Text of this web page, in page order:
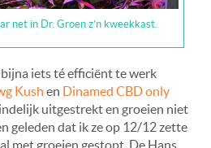
net in Dr. Groen z’n kweekkast.
iets té efficiënt te werk
Kush en Dinamed CBD only
uitgestrekt en groeien niet
geleden dat ik ze op 12/12 zette
met groeien gestopt. De Hans